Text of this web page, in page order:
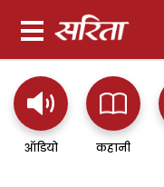
ऑडियो कहानी